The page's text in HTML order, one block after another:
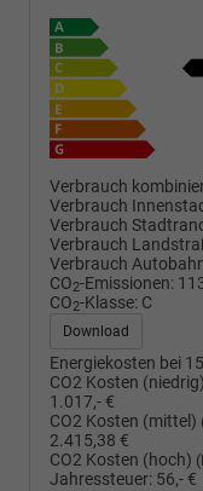
Verbrauch
Verbrauch
Verbrauch
Verbrauch
Verbrauch
CO2-Emissionen:
CO2-Klasse: C
Download
Energiekosten bei
CO2 Kosten (niedrig)
1.017,- €
CO2 Kosten (mittel)
2.415,38 €
CO2 Kosten (hoch)
Jahressteuer: 56,- €